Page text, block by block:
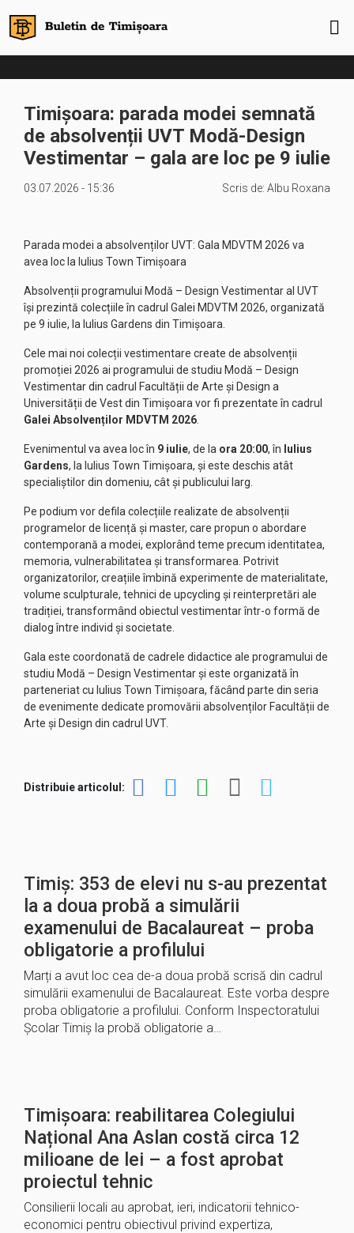
Timișoara: parada modei semnată
de absolvenții UVT Modă-Design
Vestimentar – gala are loc pe 9 iulie
03.07.2026 - 15:36 Scris de: Albu Roxana
Parada modei a absolvenților UVT: Gala MDVTM 2026 va
avea loc la Iulius Town Timișoara
Absolvenții programului Modă – Design Vestimentar al UVT
își prezintă colecțiile în cadrul Galei MDVTM 2026, organizată
pe 9 iulie, la Iulius Gardens din Timișoara.
Cele mai noi colecții vestimentare create de absolvenții
promoției 2026 ai programului de studiu Modă – Design
Vestimentar din cadrul Facultății de Arte și Design a
Universității de Vest din Timișoara vor fi prezentate în cadrul
Galei Absolvenților MDVTM 2026
Evenimentul va avea loc în 9 iulie, de la ora 20:00, în Iulius
Gardens, la Iulius Town Timișoara, și este deschis atât
specialiștilor din domeniu, cât și publicului larg.
Pe podium vor defila colecțiile realizate de absolvenții
programelor de licență și master, care propun o abordare
contemporană a modei, explorând teme precum identitatea,
memoria, vulnerabilitatea și transformarea. Potrivit
organizatorilor, creațiile îmbină experimente de materialitate,
volume sculpturale, tehnici de upcycling și reinterpretări ale
tradiției, transformând obiectul vestimentar într-o formă de
dialog între individ și societate.
Gala este coordonată de cadrele didactice ale programului de
studiu Modă – Design Vestimentar și este organizată în
parteneriat cu Iulius Town Timișoara, făcând parte din seria
de evenimente dedicate promovării absolvenților Facultății de
Arte și Design din cadrul UVT.
Distribuie articolul:
Timiș: 353 de elevi nu s-au prezentat
la a doua probă a simulării
examenului de Bacalaureat – proba
obligatorie a profilului
Marți a avut loc cea de-a doua probă scrisă din cadrul
simulării examenului de Bacalaureat. Este vorba despre
proba obligatorie a profilului. Conform Inspectoratului
Școlar Timiș la probă obligatorie a…
Timișoara: reabilitarea Colegiului
Național Ana Aslan costă circa 12
milioane de lei – a fost aprobat
proiectul tehnic
Consilierii locali au aprobat, ieri, indicatorii tehnico-
economici pentru obiectivul privind expertiza,